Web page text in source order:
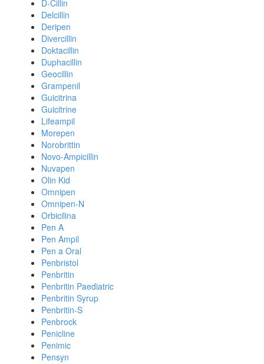
D-Cillin
Delcillin
Deripen
Divercillin
Doktacillin
Duphacillin
Geocillin
Grampenil
Guicitrina
Guicitrine
Lifeampil
Morepen
Norobrittin
Novo-Ampicillin
Nuvapen
Olin Kid
Omnipen
Omnipen-N
Orbicilina
Pen A
Pen Ampil
Pen a Oral
Penbristol
Penbritin
Penbritin Paediatric
Penbritin Syrup
Penbritin-S
Penbrock
Penicline
Penimic
Pensyn